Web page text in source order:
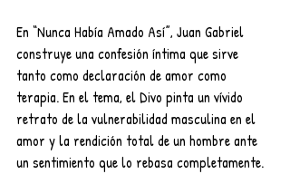
En “Nunca Había Amado Así”, Juan Gabriel
construye una confesión íntima que sirve
tanto como declaración de amor como
terapia. En el tema, el Divo pinta un vívido
retrato de la vulnerabilidad masculina en el
amor y la rendición total de un hombre ante
un sentimiento que lo rebasa completamente.